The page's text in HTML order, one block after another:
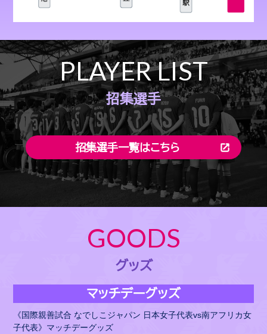
PLAYER LIST
招集選手
招集選手一覧はこちら
GOODS
グッズ
マッチデーグッズ
《国際親善試合 なでしこジャパン 日本女子代表vs南アフリカ女
子代表》マッチデーグッズ